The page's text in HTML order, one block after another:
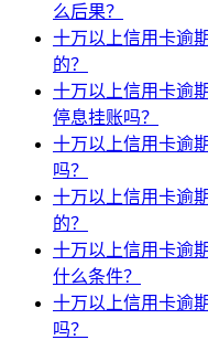
么后果？
十万以上信用卡逾
的？
十万以上信用卡逾
停息挂账吗？
十万以上信用卡逾
吗？
十万以上信用卡逾
的？
十万以上信用卡逾
什么条件？
十万以上信用卡逾
吗？